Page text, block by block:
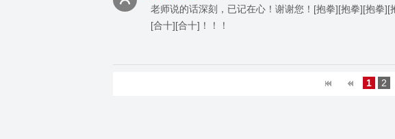
老师说的话深刻，已记在心！谢谢您！[抱拳][抱拳][抱拳
[合十][合十]！！！
1 2